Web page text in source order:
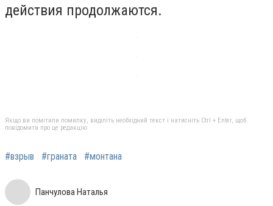
действия продолжаются.
Якщо ви помітили помилку, виділіть необхідний текст і натисніть Ctrl + Enter, щоб
повідомити про це редакцію
#взрыв #граната #монтана
Панчулова Наталья